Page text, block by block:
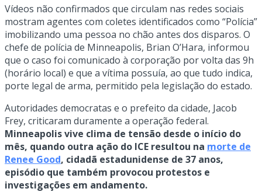
Vídeos não confirmados que circulam nas redes sociais
mostram agentes com coletes identificados como “Polícia”
imobilizando uma pessoa no chão antes dos disparos. O
chefe de polícia de Minneapolis, Brian O’Hara, informou
que o caso foi comunicado à corporação por volta das 9h
(horário local) e que a vítima possuía, ao que tudo indica,
porte legal de arma, permitido pela legislação do estado.
Autoridades democratas e o prefeito da cidade, Jacob
Frey, criticaram duramente a operação federal.
Minneapolis vive clima de tensão desde o início do
mês, quando outra ação do ICE resultou na morte de
Renee Good, cidadã estadunidense de 37 anos,
episódio que também provocou protestos e
investigações em andamento.